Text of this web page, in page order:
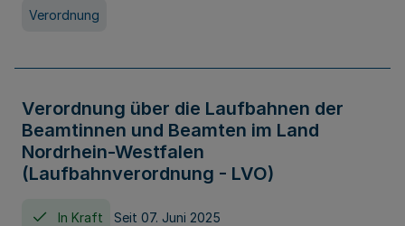
Verordnung
Verordnung über die Laufbahnen der
Beamtinnen und Beamten im Land
Nordrhein-Westfalen
(Laufbahnverordnung - LVO)
In Kraft Seit 07. Juni 2025